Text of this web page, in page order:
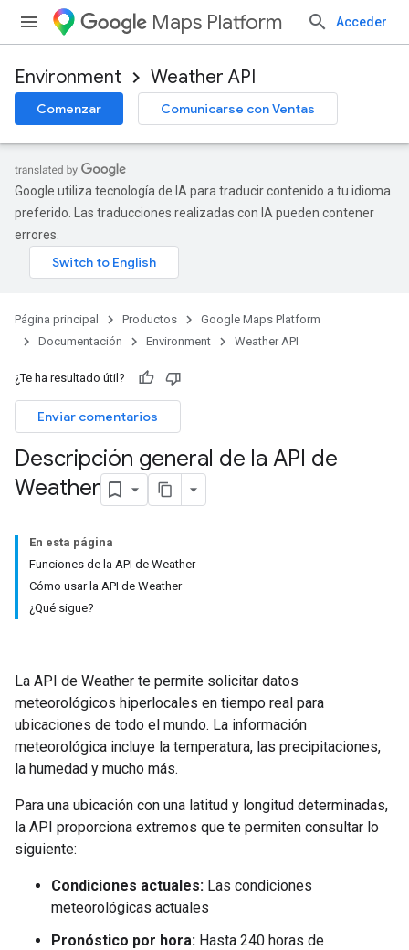
Maps Platform Acceder
Environment Weather API
Comenzar Comunicarse con Ventas
Google utiliza tecnología de IA para traducir contenido a tu idioma
preferido. Las traducciones realizadas con IA pueden contener
errores.
Página principal Productos
Google Maps Platform
Documentación
Environment Weather API
¿Te ha resultado útil?
Enviar comentarios
Descripción general de la API de
Weather
En esta página
Funciones de la API de Weather
Cómo usar la API de Weather
¿Qué sigue?
La API de Weather te permite solicitar datos
meteorológicos hiperlocales en tiempo real para
ubicaciones de todo el mundo. La información
meteorológica incluye la temperatura, las precipitaciones,
la humedad y mucho más.
Para una ubicación con una latitud y longitud determinadas,
la API proporciona extremos que te permiten consultar lo
siguiente:
Condiciones actuales: Las condiciones
meteorológicas actuales
Pronóstico por hora: Hasta 240 horas de